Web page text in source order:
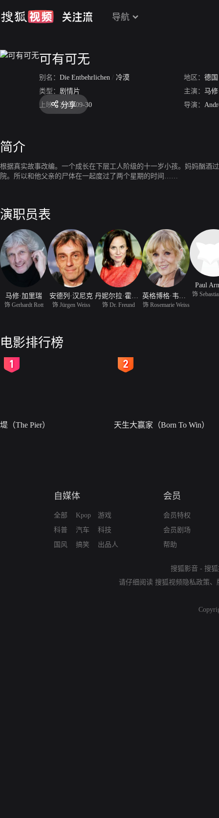
导航
可有可无
别名： Die Entbehrlichen / 冷漠 地区： 德国
类型： 剧情片 主演： 马修
上映： 2010-09-30 导演：
分享
简介
根据真实故事改编。一个成长在下层工人阶级的十一岁小孩。妈妈酗酒
院。所以和他父亲的尸体在一起度过了两个星期的时间……
演职员表
马修·加里瑞
饰 Gerhardt Rott
安德列·汉尼克
饰 Jürgen Weiss 饰 Dr. Freund 饰 Rosemarie Weiss
Paul
饰
电影排行榜
堤（The Pier） 天生大赢家（Born To Win）
自媒体
全部
科普
国风
Kpop
汽车
搞笑
游戏
科技
出品人
会员
会员特权
会员剧场
帮助
搜狐影音 - 搜
请仔细阅读 搜狐视频隐私政策、